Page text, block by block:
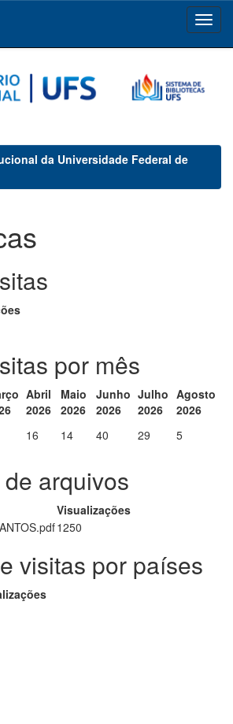
da Universidade Federal de
por mês
Abril
2026
Maio
2026
Junho
2026
Julho
2026
Agosto
2026
16 14 40 29 5
arquivos
Visualizações
1250
visitas por países